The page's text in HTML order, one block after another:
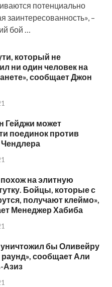
потенциально
заинтересованность», –
бой …
который не
ни один человек на
сообщает Джон
Гейджи может
поединок против
на элитную
Бойцы, которые с
получают клеймо»,
Менеджер Хабиба
бы Оливейру
раунд», сообщает Али
Азиз